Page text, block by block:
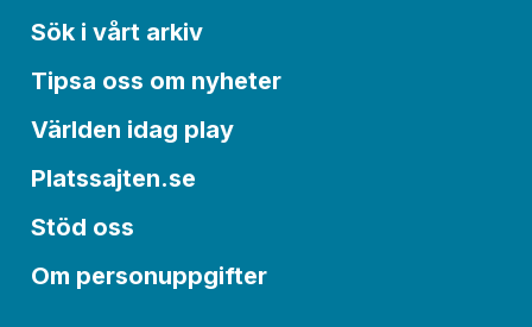
Sök i vårt arkiv
Tipsa oss om nyheter
Världen idag play
Platssajten.se
Stöd oss
Om personuppgifter